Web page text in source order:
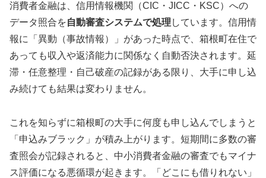
消費者金融は、信用情報機関（CIC・JICC・KSC）への
データ照合を自動審査システムで処理 しています。信用情
報に「異動（事故情報）」があった時点で、箱根町在住で
あっても収入や返済能力に関係なく自動否決されます。延
滞・任意整理・自己破産の記録がある限り、大手に申し込
み続けても結果は変わりません。
これを知らずに箱根町の大手に何度も申し込んでしまうと
「申込みブラック」が積み上がります。短期間に多数の審
査照会が記録されると、中小消費者金融の審査でもマイナ
ス評価になる悪循環が起きます。「どこにも借りれない」